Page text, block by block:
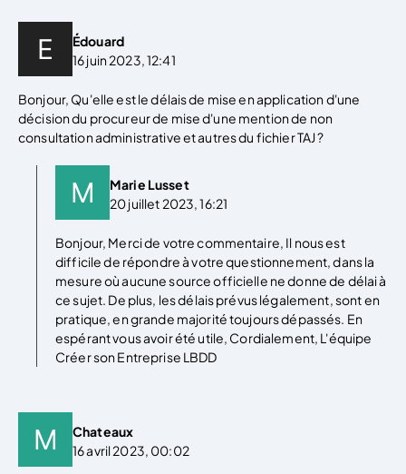
Édouard
16 juin 2023, 12:41
Bonjour, Qu'elle est le délais de mise en application d'une
décision du procureur de mise d'une mention de non
consultation administrative et autres du fichier TAJ ?
Marie Lusset
20 juillet 2023, 16:21
Bonjour, Merci de votre commentaire, Il nous est
difficile de répondre à votre questionnement, dans la
mesure où aucune source officielle ne donne de délai à
ce sujet. De plus, les délais prévus légalement, sont en
pratique, en grande majorité toujours dépassés. En
espérant vous avoir été utile, Cordialement, L'équipe
Créer son Entreprise LBDD
Chateaux
16 avril 2023, 00:02